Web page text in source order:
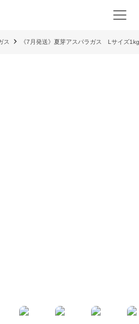
ス 《7月発送》夏芽アスパラガス Lサイズ